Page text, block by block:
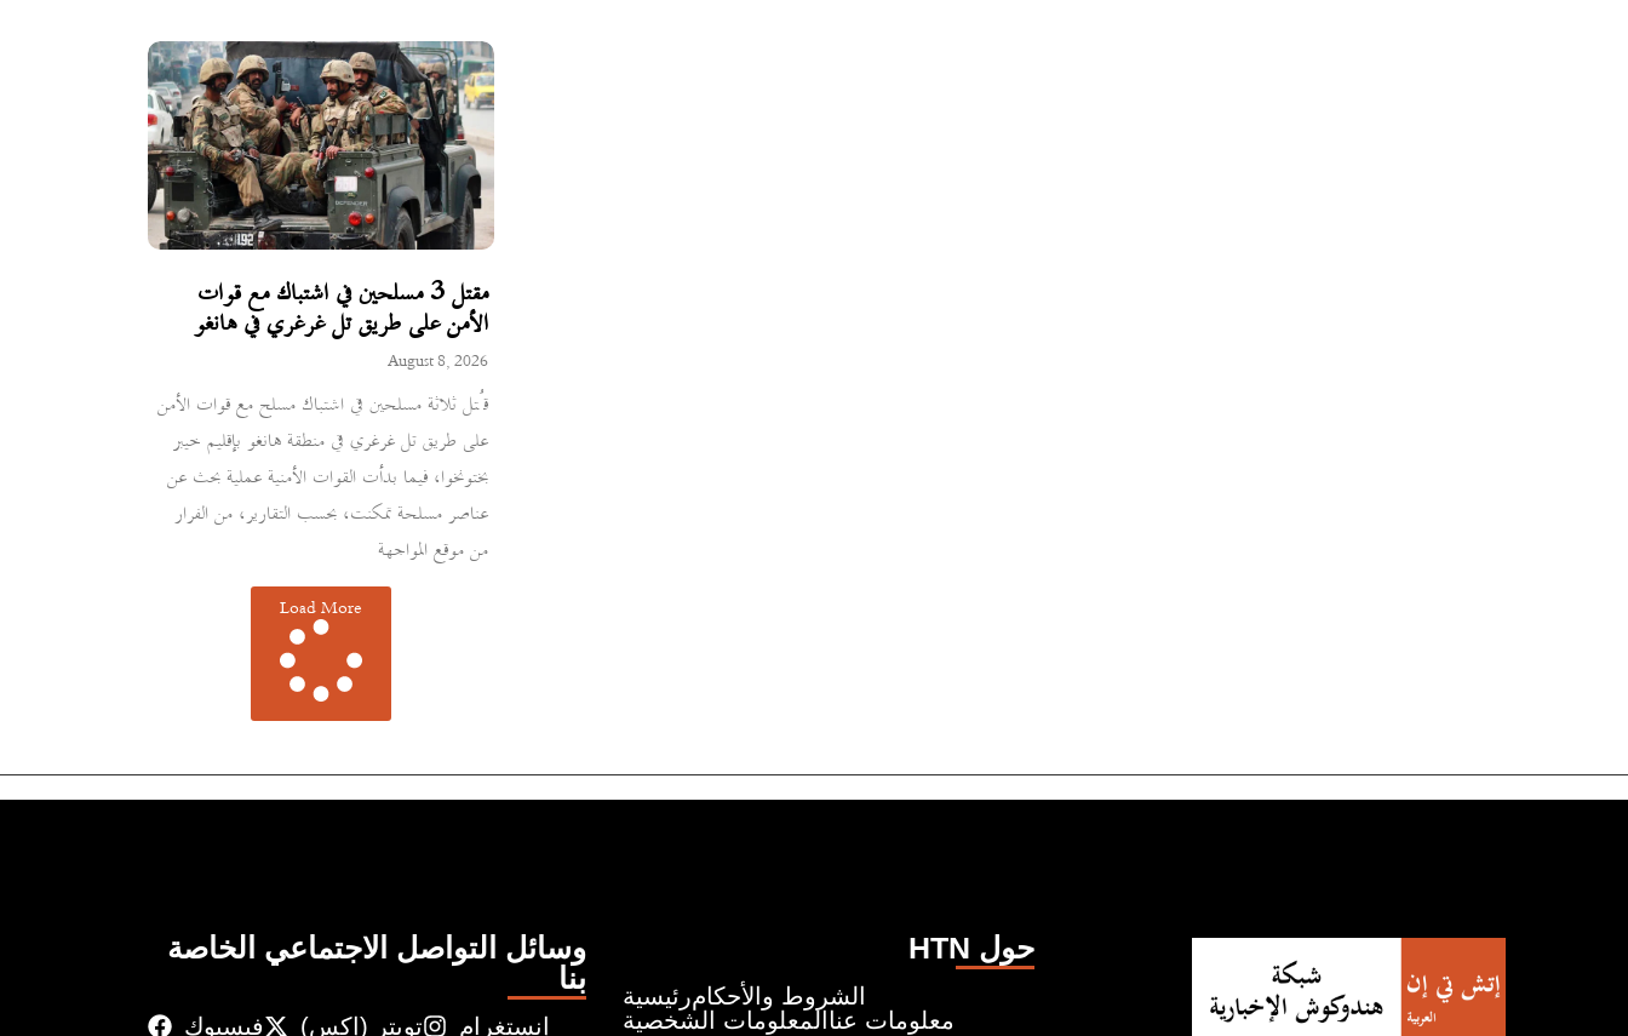
مقتل 3 مسلحين في اشتباك مع قوات
الأمن على طريق تل غرغري في هانغو
August 8, 2026
قُتل ثلاثة مسلحين في اشتباك مسلح مع قوات الأمن
على طريق تل غرغري في منطقة هانغو بإقليم خيبر
بختونخوا، فيما بدأت القوات الأمنية عملية بحث عن
عناصر مسلحة تمكنت، بحسب التقارير، من الفرار
من موقع المواجهة
Load More
وسائل التواصل الاجتماعي الخاصة
بنا
فيسبوك تويتر (إكس) إنستغرام
HTN حول
رئيسيةالشروط والأحكام
المعلومات الشخصيةمعلومات عنا